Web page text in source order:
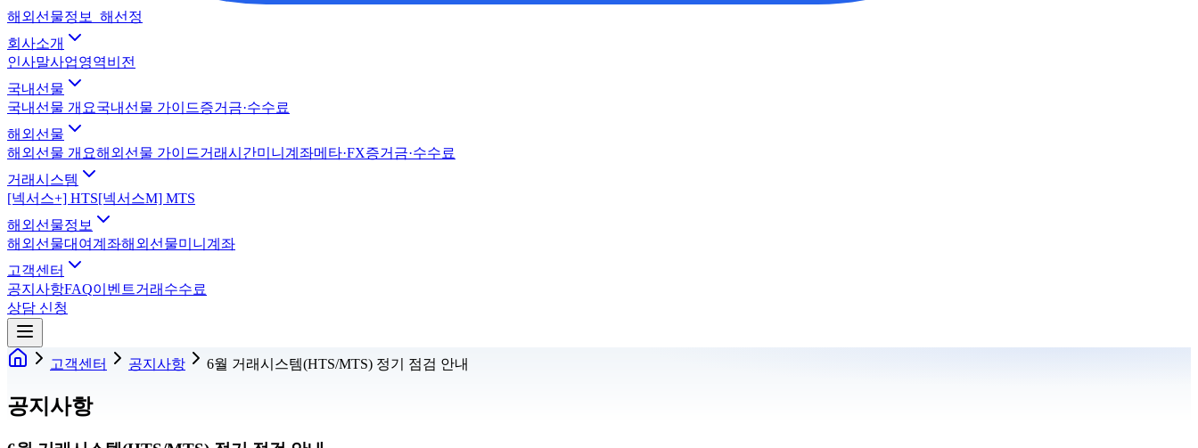
해외선물정보_해선정
회사소개
인사말사업영역비전
국내선물
국내선물 개요국내선물 가이드증거금·수수료
해외선물
해외선물 개요해외선물 가이드거래시간미니계좌메타·FX증거금·수수료
거래시스템
[넥서스+] HTS[넥서스M] MTS
해외선물정보
해외선물대여계좌해외선물미니계좌
고객센터
공지사항FAQ이벤트거래수수료
상담 신청
고객센터 공지사항 6월 거래시스템(HTS/MTS) 정기 점검 안내
공지사항